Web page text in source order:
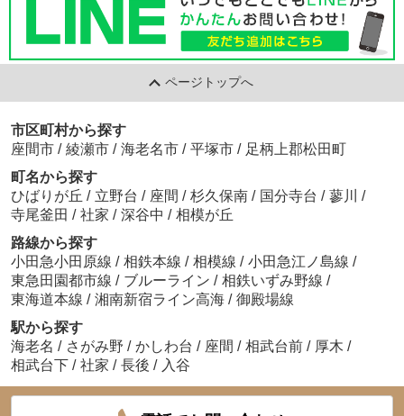
ページトップへ
市区町村から探す
座間市 / 綾瀬市 / 海老名市 / 平塚市 / 足柄上郡松田町
町名から探す
ひばりが丘 / 立野台 / 座間 / 杉久保南 / 国分寺台 / 蓼川 /
寺尾釜田 / 社家 / 深谷中 / 相模が丘
路線から探す
小田急小田原線 / 相鉄本線 / 相模線 / 小田急江ノ島線 /
東急田園都市線 / ブルーライン / 相鉄いずみ野線 /
東海道本線 / 湘南新宿ライン高海 / 御殿場線
駅から探す
海老名 / さがみ野 / かしわ台 / 座間 / 相武台前 / 厚木 /
相武台下 / 社家 / 長後 / 入谷